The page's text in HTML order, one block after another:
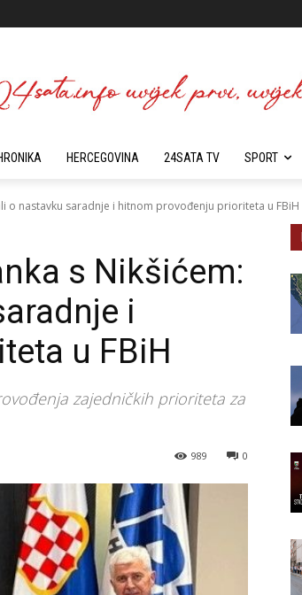
HERCEGOVINA 24SATA TV SPORT
o nastavku saradnje i hitnom provođenju prioriteta u FBiH
s Nikšićem:
i
u FBiH
zajedničkih prioriteta za
0
989